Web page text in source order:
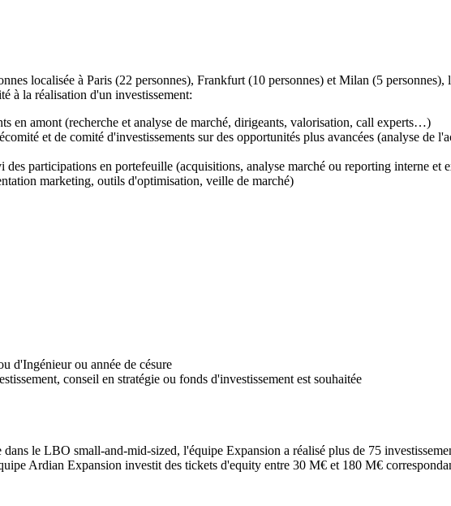
localisée à Paris (22 personnes), Frankfurt (10 personnes) et Milan (5 personnes),
à la réalisation d'un investissement:
en amont (recherche et analyse de marché, dirigeants, valorisation, call experts…)
et de comité d'investissements sur des opportunités plus avancées (analyse de
des participations en portefeuille (acquisitions, analyse marché ou reporting interne et
marketing, outils d'optimisation, veille de marché)
d'Ingénieur ou année de césure
conseil en stratégie ou fonds d'investissement est souhaitée
le LBO small-and-mid-sized, l'équipe Expansion a réalisé plus de 75
Ardian Expansion investit des tickets d'equity entre 30 M€ et 180 M€